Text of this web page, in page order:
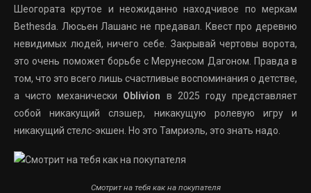
Шеогората крутое и неожиданно находчивое по меркам
Bethesda. Люсьен Лашанс не предавал. Квест про деревню
невидимых людей, ничего себе. Закрывай чертовы ворота,
это очень поможет борьбе с Мерунесом Дагоном. Правда в
том, что это всего лишь счастливые воспоминания о детстве,
а чисто механически Oblivion в 2025 году представляет
собой никакущий слэшер, никакущую ролевую игру и
никакущий стелс-экшен. Но это Тамриэль, это знать надо.
Смотрит на тебя как на покупателя